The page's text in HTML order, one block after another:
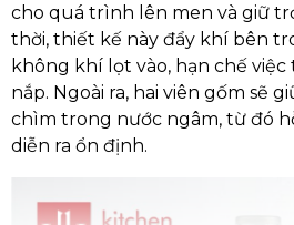
cho quá trình lên men và giữ
thời, thiết kế này đẩy khí bên
không khí lọt vào, hạn chế việc
nắp. Ngoài ra, hai viên gốm sẽ
chìm trong nước ngâm, từ đó
diễn ra ổn định.